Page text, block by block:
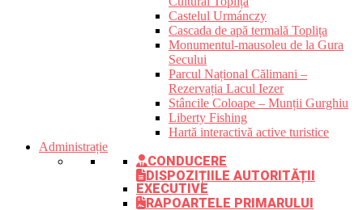
Castelul Urmánczy
Cascada de apă termală Toplița
Monumentul-mausoleu de la Gura
Secului
Parcul Național Călimani –
Rezervația Lacul Iezer
Stâncile Coloape – Munții Gurghiu
Liberty Fishing
Hartă interactivă active turistice
Administrație
CONDUCERE
DISPOZIȚIILE AUTORITĂȚII
EXECUTIVE
RAPOARTELE PRIMARULUI